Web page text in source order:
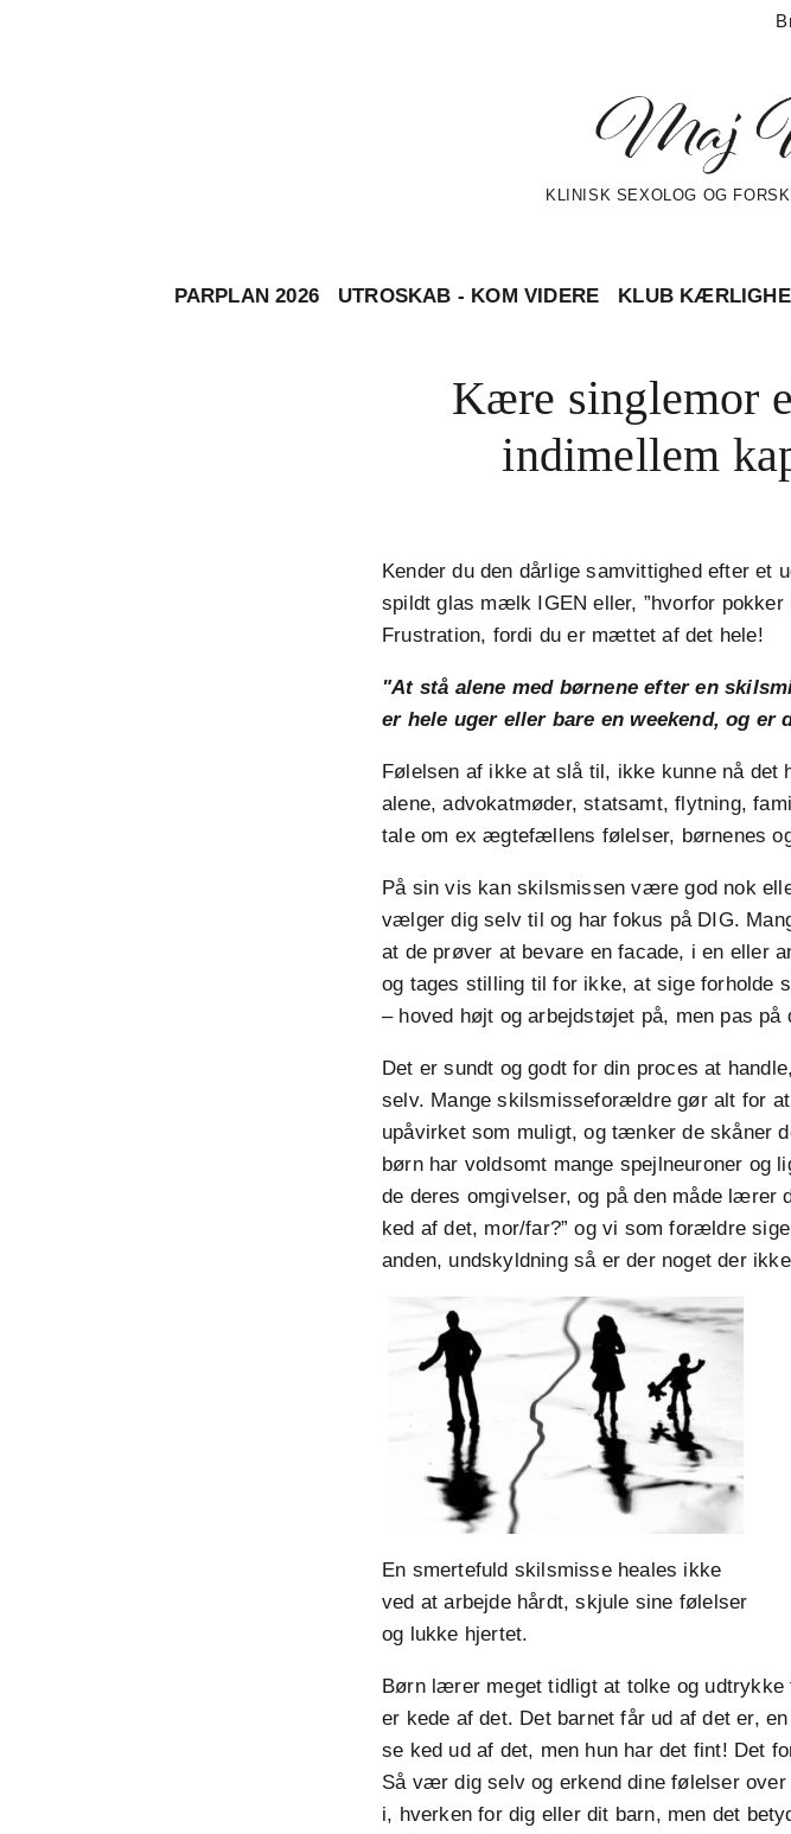
KLINISK SEXOLOG OG
PARPLAN 2026 UTROSKAB - KOM VIDERE KLUB
Kære singlemor
indimellem
Kender du den dårlige samvittighed efter et
spildt glas mælk IGEN eller, ”hvorfor
Frustration, fordi du er mættet af det hele!
"At stå alene med børnene efter en
er hele uger eller bare en weekend, og
Følelsen af ikke at slå til, ikke kunne nå det
alene, advokatmøder, statsamt, flytning,
tale om ex ægtefællens følelser, børnenes
På sin vis kan skilsmissen være god nok
vælger dig selv til og har fokus på DIG.
at de prøver at bevare en facade, i en eller
og tages stilling til for ikke, at sige
– hoved højt og arbejdstøjet på, men pas på
Det er sundt og godt for din proces at
selv. Mange skilsmisseforældre gør alt for
upåvirket som muligt, og tænker de skåner
børn har voldsomt mange spejlneuroner og
de deres omgivelser, og på den måde lærer
ked af det, mor/far?” og vi som forældre
anden, undskyldning så er der noget der
En smertefuld skilsmisse heales ikke
ved at arbejde hårdt, skjule sine følelser
og lukke hjertet.
Børn lærer meget tidligt at tolke og
er kede af det. Det barnet får ud af det er,
se ked ud af det, men hun har det fint! Det
Så vær dig selv og erkend dine følelser
i, hverken for dig eller dit barn, men det